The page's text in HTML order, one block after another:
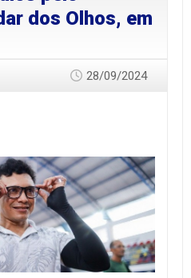
dos Olhos, em
28/09/2024